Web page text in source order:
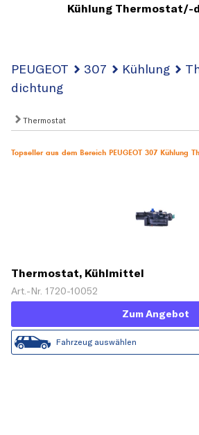
Kühlung Thermostat/-
PEUGEOT 307 Kühlung
dichtung
Thermostat
Topseller aus dem Bereich PEUGEOT 307 Kühlung
Thermostat, Kühlmittel
Art.-Nr. 1720-10052
Zum Angebot
Fahrzeug auswählen